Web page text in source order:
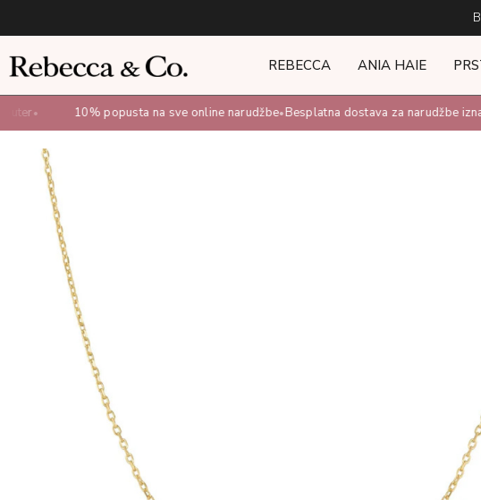
REBECCA ANIA HAIE
• 10% popusta na sve online narudžbe•Besplatna dostava za narudžbe